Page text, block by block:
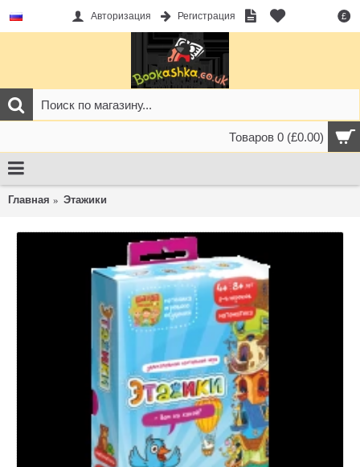
£
Авторизация Регистрация
Товаров 0 (£0.00)
Главная Этажики